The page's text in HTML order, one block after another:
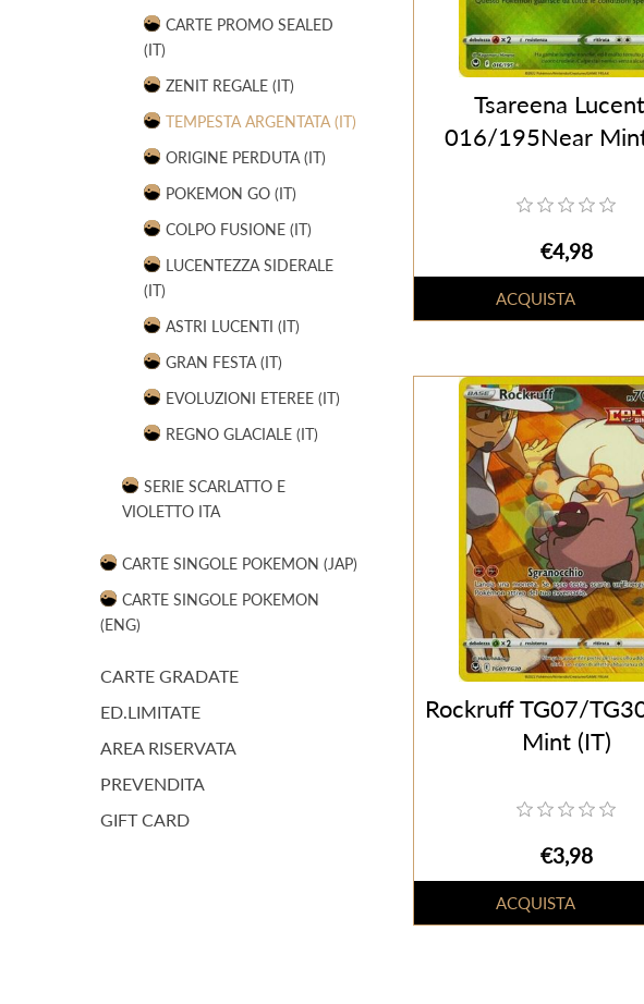
CARTE PROMO SEALED
(IT)
ZENIT REGALE (IT)
TEMPESTA ARGENTATA (IT)
ORIGINE PERDUTA (IT)
POKEMON GO (IT)
COLPO FUSIONE (IT)
LUCENTEZZA SIDERALE
(IT)
ASTRI LUCENTI (IT)
GRAN FESTA (IT)
EVOLUZIONI ETEREE (IT)
REGNO GLACIALE (IT)
SERIE SCARLATTO E
VIOLETTO ITA
CARTE SINGOLE POKEMON (JAP)
CARTE SINGOLE POKEMON
(ENG)
CARTE GRADATE
ED.LIMITATE
AREA RISERVATA
PREVENDITA
GIFT CARD
Tsareena
016/195Near
€4,98
Rockruff TG07/
Mint (IT)
€3,98